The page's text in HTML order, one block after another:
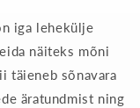
iga lehekülje
näiteks mõni
täieneb sõnavara
äratundmist ning